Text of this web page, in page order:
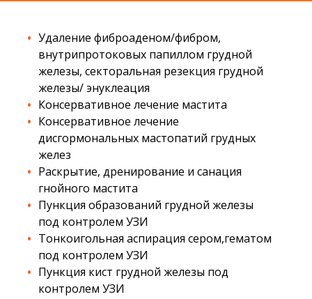
Удаление фиброаденом/фибром,
внутрипротоковых папиллом грудной
железы, секторальная резекция грудной
железы/ энуклеация
Консервативное лечение мастита
Консервативное лечение
дисгормональных мастопатий грудных
желез
Раскрытие, дренирование и санация
гнойного мастита
Пункция образований грудной железы
под контролем УЗИ
Тонкоигольная аспирация сером,гематом
под контролем УЗИ
Пункция кист грудной железы под
контролем УЗИ